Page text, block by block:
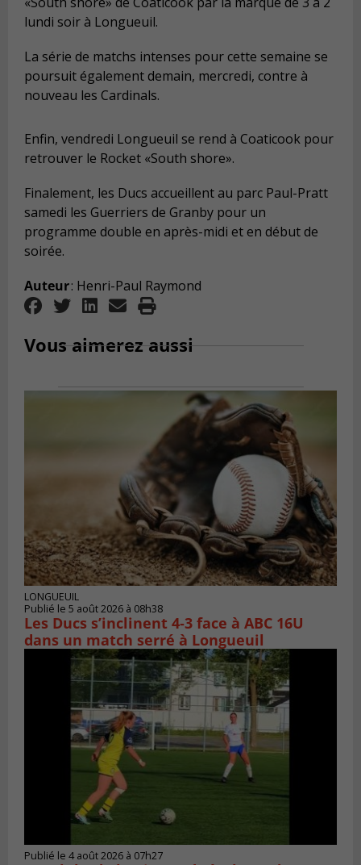
lundi soir à Longueuil.
La série de matchs intenses pour cette semaine se
poursuit également demain, mercredi, contre à
nouveau les Cardinals.
Enfin, vendredi Longueuil se rend à Coaticook pour
retrouver le Rocket «South shore».
Finalement, les Ducs accueillent au parc Paul-Pratt
samedi les Guerriers de Granby pour un
programme double en après-midi et en début de
soirée.
Auteur: Henri-Paul Raymond
Vous aimerez aussi
LONGUEUIL
Publié le 5 août 2026 à 08h38
Les Ducs s’inclinent 4‑3 face à ABC 16U
dans un match serré à Longueuil
Publié le 4 août 2026 à 07h27